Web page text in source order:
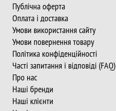
Публічна оферта
Оплата і доставка
Умови використання сайту
Умови повернення товару
Політика конфіденційності
Часті запитання і відповіді (FAQ)
Про нас
Наші бренди
Наші клієнти